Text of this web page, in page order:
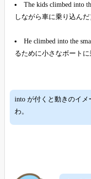
The kids climbed into
しながら車に乗り込んだ
He climbed into the
るために小さなボートに
into が付くと動きのイメ
わ。